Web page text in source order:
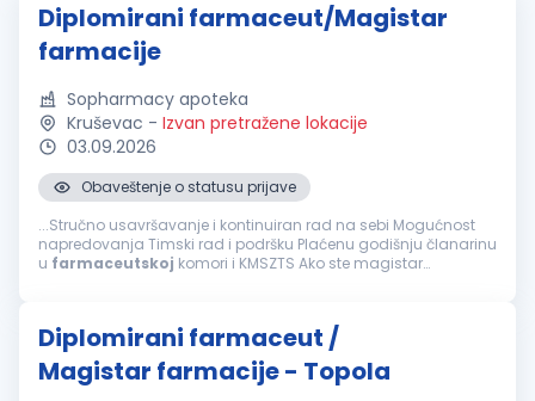
Diplomirani farmaceut/Magistar
farmacije
Sopharmacy apoteka
Kruševac - Izvan pretražene lokacije
03.09.2026
Obaveštenje o statusu prijave
...Stručno usavršavanje i kontinuiran rad na sebi Mogućnost
napredovanja Timski rad i podršku Plaćenu godišnju članarinu
u farmaceutskoj komori i KMSZTS Ako ste magistar
Diplomirani farmaceut /
Magistar farmacije - Topola